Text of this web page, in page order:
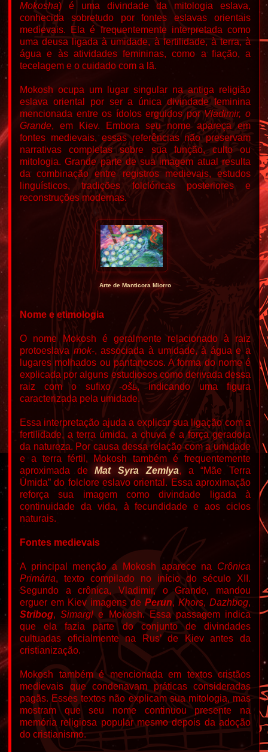
Mokosha) é uma divindade da mitologia eslava,
conhecida sobretudo por fontes eslavas orientais
medievais. Ela é frequentemente interpretada como
uma deusa ligada à umidade, à fertilidade, à terra, à
água e às atividades femininas, como a fiação, a
tecelagem e o cuidado com a lã.
Mokosh ocupa um lugar singular na antiga religião
eslava oriental por ser a única divindade feminina
mencionada entre os ídolos erguidos porVladimir, o
Grande, em Kiev. Embora seu nome apareça em
fontes medievais, essas referências não preservam
narrativas completas sobre sua função, culto ou
mitologia. Grande parte de sua imagem atual resulta
da combinação entre registros medievais, estudos
linguísticos, tradições folclóricas posteriores e
reconstruções modernas.
Arte de Manticora Miorro
Nome e etimologia
O nome Mokosh é geralmente relacionado à raiz
protoeslavamok-, associada à umidade, à água e a
lugares molhados ou pantanosos. A forma do nome é
explicada por alguns estudiosos como derivada dessa
raiz com o sufixo -ošь, indicando uma figura
caracterizada pela umidade.
Essa interpretação ajuda a explicar sua ligação com a
fertilidade, a terra úmida, a chuva e a força geradora
da natureza. Por causa dessa relação com a umidade
e a terra fértil, Mokosh também é frequentemente
aproximada deMat Syra Zemlya, a “Mãe Terra
Úmida” do folclore eslavo oriental. Essa aproximação
reforça sua imagem como divindade ligada à
continuidade da vida, à fecundidade e aos ciclos
naturais.
Fontes medievais
A principal menção a Mokosh aparece na Crônica
Primária, texto compilado no início do século XII.
Segundo a crônica, Vladimir, o Grande, mandou
erguer em Kiev imagens de Perun, Khors, Dazhbog,
Stribog,Simargle Mokosh. Essa passagem indica
que ela fazia parte do conjunto de divindades
cultuadas oficialmente na Rus’ de Kiev antes da
cristianização.
Mokosh também é mencionada em textos cristãos
medievais que condenavam práticas consideradas
pagãs. Esses textos não explicam sua mitologia, mas
mostram que seu nome continuou presente na
memória religiosa popular mesmo depois da adoção
do cristianismo.